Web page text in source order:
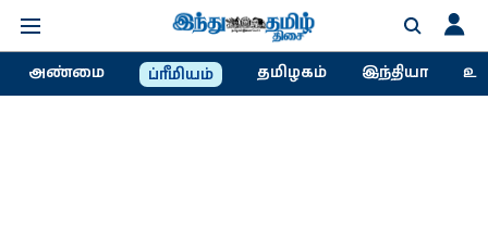
அண்மை ப்ரீமியம் தமிழகம் இந்தியா